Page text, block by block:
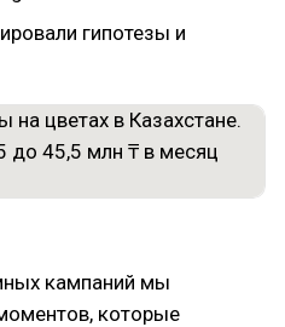
гипотезы и
кампаний мы
которые